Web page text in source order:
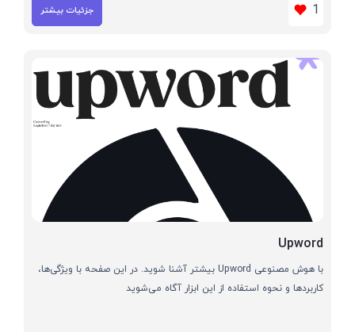
1 جزئیات بیشتر
Upword
با هوش مصنوعی Upword بیشتر آشنا شوید. در این صفحه با ویژگی‌ها،
کاربردها و نحوه استفاده از این ابزار آگاه می‌شوید